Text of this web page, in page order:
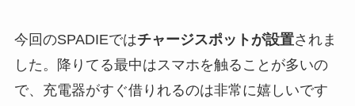
今回のSPADIEではチャージスポットが設置されま
した。降りてる最中はスマホを触ることが多いの
で、充電器がすぐ借りれるのは非常に嬉しいです